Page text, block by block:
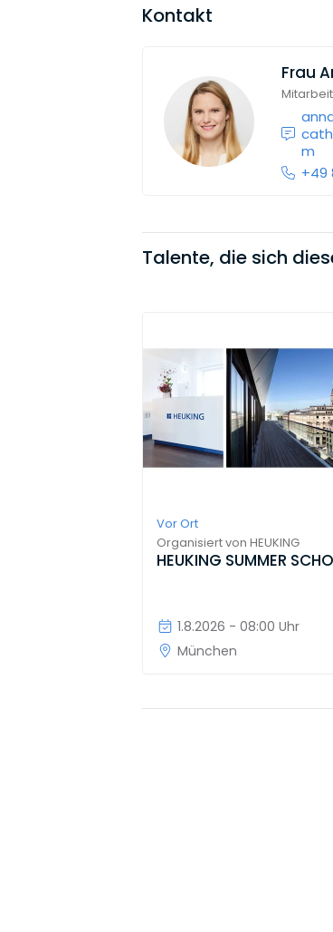
Kontakt
Frau
m
+49
Talente, die sich
Vor Ort
Organisiert von HEUKING
HEUKING SUMMER
1.8.2026 - 08:00 Uhr
München